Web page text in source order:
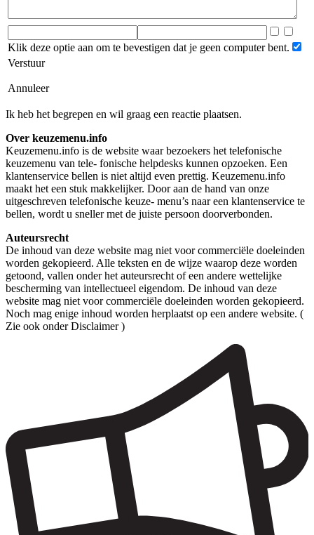
Klik deze optie aan om te bevestigen dat je geen computer bent.
Verstuur
Annuleer
Ik heb het begrepen en wil graag een reactie plaatsen.
Over keuzemenu.info
Keuzemenu.info is de website waar bezoekers het telefonische
keuzemenu van tele- fonische helpdesks kunnen opzoeken. Een
klantenservice bellen is niet altijd even prettig. Keuzemenu.info
maakt het een stuk makkelijker. Door aan de hand van onze
uitgeschreven telefonische keuze- menu’s naar een klantenservice te
bellen, wordt u sneller met de juiste persoon doorverbonden.
Auteursrecht
De inhoud van deze website mag niet voor commerciële doeleinden
worden gekopieerd. Alle teksten en de wijze waarop deze worden
getoond, vallen onder het auteursrecht of een andere wettelijke
bescherming van intellectueel eigendom. De inhoud van deze
website mag niet voor commerciële doeleinden worden gekopieerd.
Noch mag enige inhoud worden herplaatst op een andere website. (
Zie ook onder Disclaimer )